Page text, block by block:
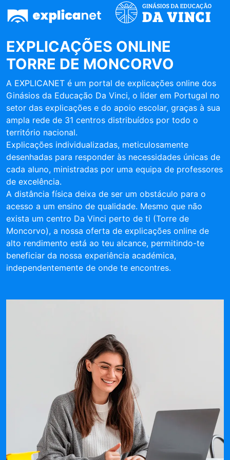
EXPLICAÇÕES ONLINE
TORRE DE MONCORVO
A EXPLICANET é um portal de explicações online dos
Ginásios da Educação Da Vinci, o líder em Portugal no
setor das explicações e do apoio escolar, graças à sua
ampla rede de 31 centros distribuídos por todo o
território nacional.
Explicações individualizadas, meticulosamente
desenhadas para responder às necessidades únicas de
cada aluno, ministradas por uma equipa de professores
de excelência.
A distância física deixa de ser um obstáculo para o
acesso a um ensino de qualidade. Mesmo que não
exista um centro Da Vinci perto de ti (Torre de
Moncorvo), a nossa oferta de explicações online de
alto rendimento está ao teu alcance, permitindo-te
beneficiar da nossa experiência académica,
independentemente de onde te encontres.